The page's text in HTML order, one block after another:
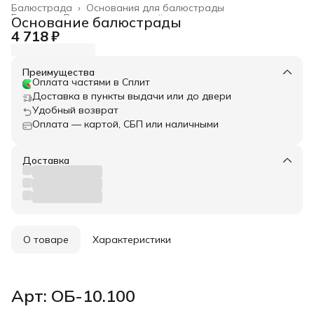
Основания для балюстрады
Балюстрада ›
Весь архитектурный декор
Главная ›
Основание балюстрады
4 718 ₽
Преимущества
Оплата частями в Сплит
Доставка в пункты выдачи или до двери
Удобный возврат
Оплата — картой, СБП или наличными
Доставка
О товаре Характеристики
Арт: ОБ-10.100